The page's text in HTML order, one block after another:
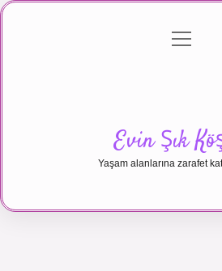
Gizlilik Politikası
menüyü
Evin Şık
Yaşam alanlarına zarafet